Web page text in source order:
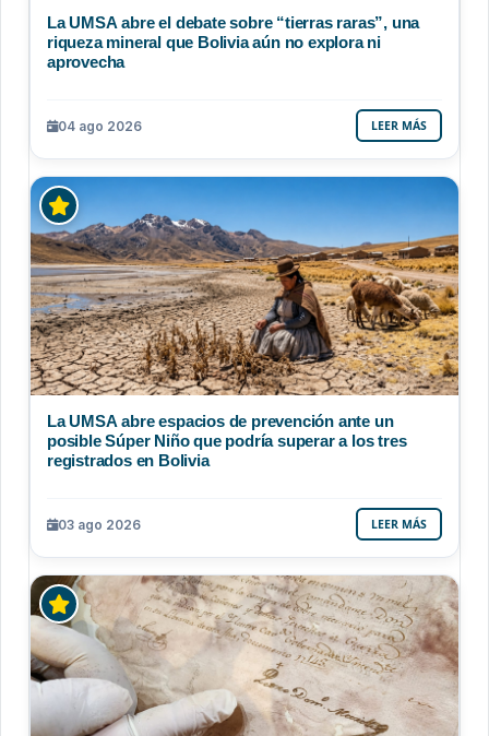
La UMSA abre el debate sobre “tierras raras”, una
riqueza mineral que Bolivia aún no explora ni
aprovecha
04 ago 2026 LEER MÁS
La UMSA abre espacios de prevención ante un
posible Súper Niño que podría superar a los tres
registrados en Bolivia
03 ago 2026 LEER MÁS